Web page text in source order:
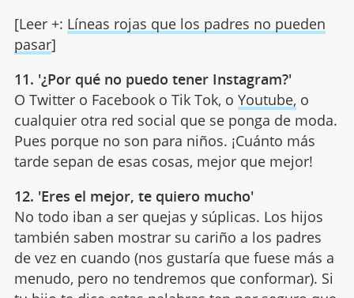
[Leer +: Líneas rojas que los padres no pueden
pasar]
11. '¿Por qué no puedo tener Instagram?'
O Twitter o Facebook o Tik Tok, o Youtube, o
cualquier otra red social que se ponga de moda.
Pues porque no son para niños. ¡Cuánto más
tarde sepan de esas cosas, mejor que mejor!
12. 'Eres el mejor, te quiero mucho'
No todo iban a ser quejas y súplicas. Los hijos
también saben mostrar su cariño a los padres
de vez en cuando (nos gustaría que fuese más a
menudo, pero no tendremos que conformar). Si